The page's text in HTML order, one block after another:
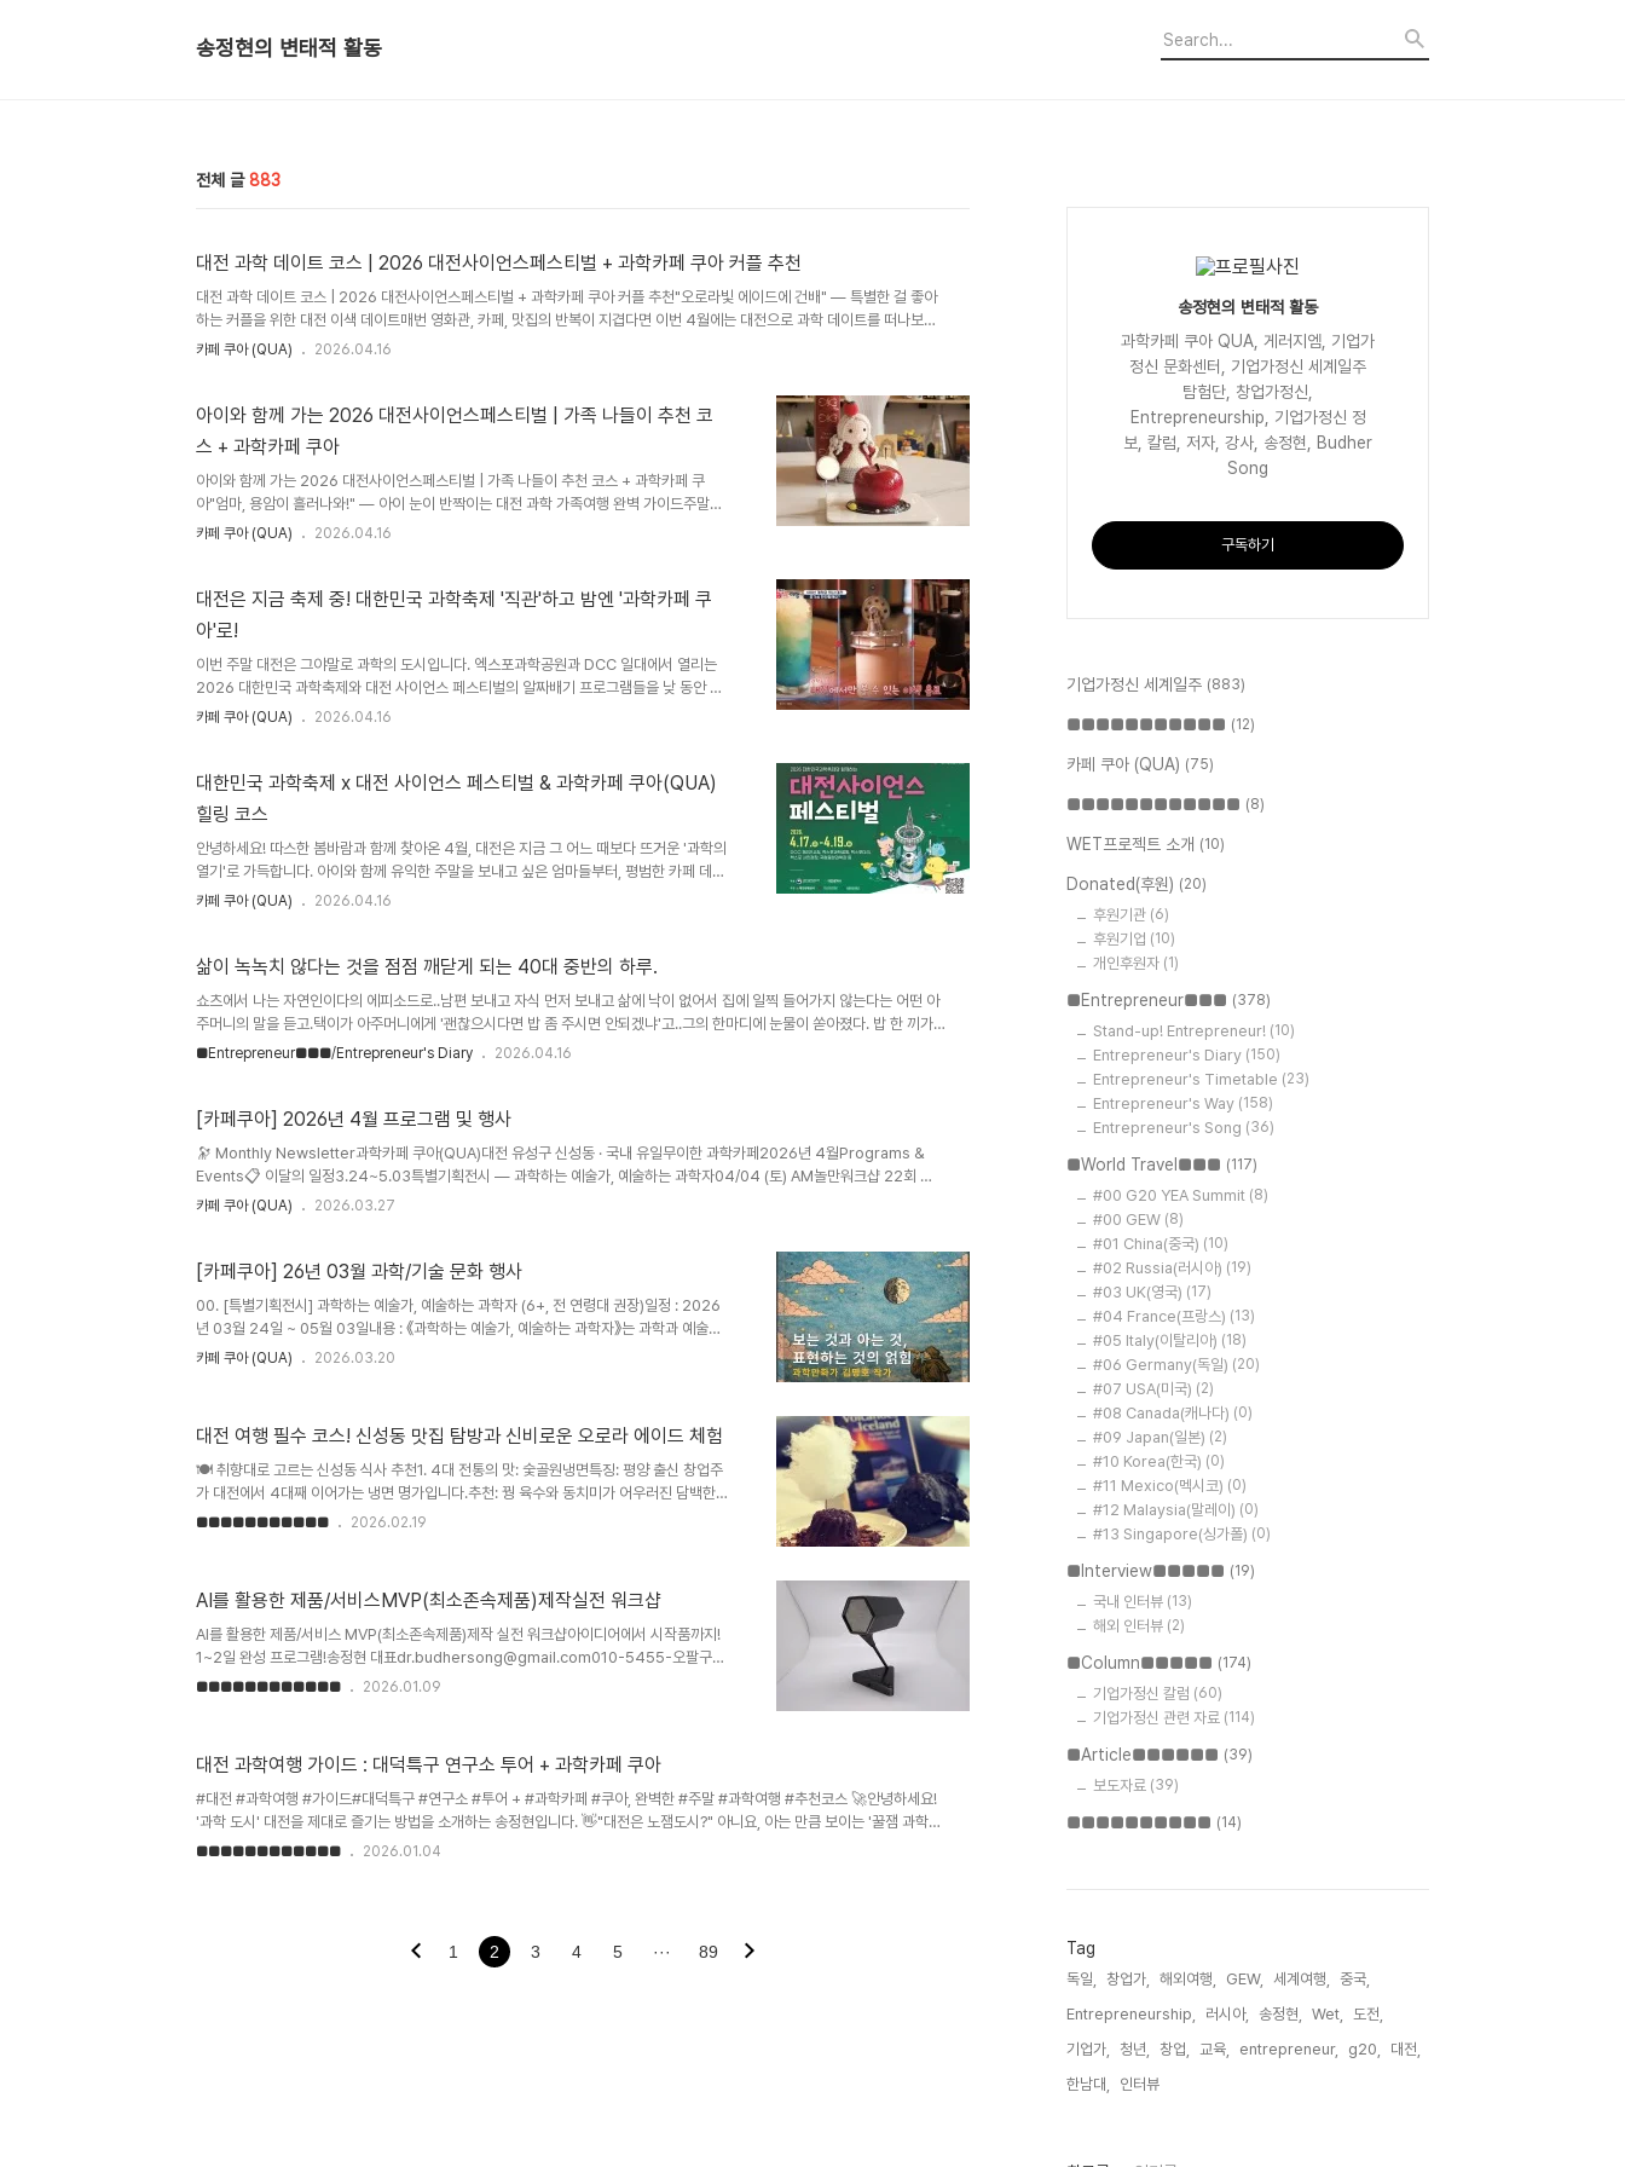
송정현의 변태적 활동
전체 글 883
대전 과학 데이트 코스 | 2026 대전사이언스페스티벌 + 과학카페 쿠아 커플 추천
대전 과학 데이트 코스 | 2026 대전사이언스페스티벌 + 과학카페 쿠아 커플 추천"오로라빛 에이드에 건배" — 특별한 걸 좋아
하는 커플을 위한 대전 이색 데이트매번 영화관, 카페, 맛집의 반복이 지겹다면 이번 4월에는 대전으로 과학 데이트를 떠나보세
요. 엑스포다리 위에서 과학과 예술이 어우러진 버스킹을 감상하고, AI 매직쇼에 함께 감탄하고, 하루의 끝은 오로라빛이 일렁이
12:30~13:30사이언스 그린파크🍔 캐주얼푸드트럭 존에서 야외 점심13:30~15:..
카페 쿠아 (QUA) 2026.04.16
아이와 함께 가는 2026 대전사이언스페스티벌 | 가족 나들이 추천 코
스 + 과학카페 쿠아
아이와 함께 가는 2026 대전사이언스페스티벌 | 가족 나들이 추천 코스 + 과학카페 쿠
아"엄마, 용암이 흘러나와!" — 아이 눈이 반짝이는 대전 과학 가족여행 완벽 가이드주말마
다 반복되는 키즈카페 대신, 이번 4월에는 아이와 함께 진짜 과학을 만지고 먹고 느끼는 하
학카페 쿠아에서 케이크를 자르면 용암이 흘러나오는 마법 같은 디저트까지 — 아이가 며
칠 뒤에도 이야기할 특별한 하루를 만들어 드립니다. 📌 가족 맞춤 추천 코스 타임테이블시
간장소프로그램아이 흥미도10:00~11:30DCC 제2전시장VR 체험·로봇 상호작용·드론
시뮬레이..
카페 쿠아 (QUA) 2026.04.16
대전은 지금 축제 중! 대한민국 과학축제 '직관'하고 밤엔 '과학카페 쿠
아'로!
이번 주말 대전은 그야말로 과학의 도시입니다. 엑스포과학공원과 DCC 일대에서 열리는
2026 대한민국 과학축제와 대전 사이언스 페스티벌의 알짜배기 프로그램들을 낮 동안 즐
기고, 저녁엔 그 열기를 차분히 갈무리할 수 있는 신성동의 '과학카페 쿠아'를 방문하는 완
다.DCC 제2전시장 [AI 프론티어 존]: 단순히 보는 전시가 아닙니다. 생성형 AI를 활용해
나만의 과학 예술 작품을 직접 만들고 출력해 보는 체험이 인기입니다. 특히 거대 AI 모델이
적용된 최신 휴머노이드 로봇과의 대화 섹션은 반드시 들러보세요.엑스포과학공원 ..
카페 쿠아 (QUA) 2026.04.16
대한민국 과학축제 x 대전 사이언스 페스티벌 & 과학카페 쿠아(QUA)
힐링 코스
안녕하세요! 따스한 봄바람과 함께 찾아온 4월, 대전은 지금 그 어느 때보다 뜨거운 '과학의
열기'로 가득합니다. 아이와 함께 유익한 주말을 보내고 싶은 엄마들부터, 평범한 카페 데이
트에 지친 분들까지 모두를 만족시킬 '지적이고 우아한 대전 나들이 코스'를 소개해 드릴게
전 사이언스 페스티벌'과 통합 개최됩니다. 4월 17일(금)부터 19일(일)까지, DCC 제2전
식 홈페이지대전사이언스페스티벌대한민국 과학축제와 함께하는 2026 대전사이언스페
스티벌 지..
카페 쿠아 (QUA) 2026.04.16
삶이 녹녹치 않다는 것을 점점 깨닫게 되는 40대 중반의 하루.
쇼츠에서 나는 자연인이다의 에피소드로..남편 보내고 자식 먼저 보내고 삶에 낙이 없어서 집에 일찍 들어가지 않는다는 어떤 아
주머니의 말을 듣고.택이가 아주머니에게 '괜찮으시다면 밥 좀 주시면 안되겠냐'고..그의 한마디에 눈물이 쏟아졌다. 밥 한 끼가
이리도 소중하고 무거웠던가?그저 같이 밥 한 끼 먹는 것만으로도 큰 위로가 되는 장면.가슴이 미어졌다. 나의 슬픔과 고통은 아
■Entrepreneur■■■/Entrepreneur's Diary 2026.04.16
[카페쿠아] 2026년 4월 프로그램 및 행사
🔭 Monthly Newsletter과학카페 쿠아(QUA)대전 유성구 신성동 · 국내 유일무이한 과학카페2026년 4월Programs &
Events📋 이달의 일정3.24~5.03특별기획전시 — 과학하는 예술가, 예술하는 과학자04/04 (토) AM놀만워크샵 22회 —
케이팝데몬헌터스 과학 해설04/04 (토) PM콰이살롱 1회 — 나만의 에이전트 오픈클로04/11 (토) AM꼬마우주인 23회 —
당일04/18 (토) PM히든피겨스 — ..
카페 쿠아 (QUA) 2026.03.27
[카페쿠아] 26년 03월 과학/기술 문화 행사
00. [특별기획전시] 과학하는 예술가, 예술하는 과학자 (6+, 전 연령대 권장)일정 : 2026
년 03월 24일 ~ 05월 03일내용 : 《과학하는 예술가, 예술하는 과학자》는 과학과 예술의
경계를 보여주는 전시가 아니라, 그 경계가 흔들리는태도와 과정을 전시하는 프로젝트입니
Pi 소수점 자릿수 외우기2. 스톱워치 Pi초 맞추기​​어린이와 청소년들을 위한 천문/우주 강
연/체험01. #꼬마우주인 22회차 : 남극에..
카페 쿠아 (QUA) 2026.03.20
대전 여행 필수 코스! 신성동 맛집 탐방과 신비로운 오로라 에이드 체험
🍽️ 취향대로 고르는 신성동 식사 추천1. 4대 전통의 맛: 숯골원냉면특징: 평양 출신 창업주
가 대전에서 4대째 이어가는 냉면 명가입니다.추천: 꿩 육수와 동치미가 어우러진 담백한
물냉면과 속이 꽉 찬 왕만두는 필수입니다.2. 인심 넉넉한 가성비: 천리집특징: 직접 만든
카레와 바삭한 돈가스는 사진 찍기에도 정말 예쁩니다. 🧪 과학을 맛보는 시간, '카페 쿠아
(QUA)'식사 후 5~10분만 걸으면 도착하는 카페 쿠아는 '과학 도시 대전'..
■■■■■■■■■■■ 2026.02.19
AI를 활용한 제품/서비스MVP(최소존속제품)제작실전 워크샵
AI를 활용한 제품/서비스 MVP(최소존속제품)제작 실전 워크샵​아이디어에서 시작품까지!
1~2일 완성 프로그램!​​​송정현 대표dr.budhersong@gmail.com010-5455-오팔구칠​
제안 배경 및 필요성🚀 2026년 스타트업 생태계, 속도가 생명입니다.전통적인 방식의 개
기술 민주화기존 외주 개발 대비 시간과 비용 90% 이상 절감 가능고객가치 검증 가능한 최
단 시간 맞춤형 하드웨어 구현 및 개발(UI/UX 검증까지)​프로..
■■■■■■■■■■■■ 2026.01.09
대전 과학여행 가이드 : 대덕특구 연구소 투어 + 과학카페 쿠아
#대전 #과학여행 #가이드#대덕특구 #연구소 #투어 + #과학카페 #쿠아, 완벽한 #주말 #과학여행 #추천코스 🚀안녕하세요!
'과학 도시' 대전을 제대로 즐기는 방법을 소개하는 송정현입니다. 👋"대전은 노잼도시?" 아니요, 아는 만큼 보이는 '꿀잼 과학도
시'입니다! 특히 아이와 함께 갈만한 곳을 찾으시나요? 혹은 평소 과학에 관심이 많으신가요?평소에는 철통 보안으로 굳게 닫혀
■■■■■■■■■■■■ 2026.01.04
1 2 3 4 5 ··· 89
송정현의 변태적 활동
과학카페 쿠아 QUA, 게러지엠, 기업가
정신 문화센터, 기업가정신 세계일주
탐험단, 창업가정신,
Entrepreneurship, 기업가정신 정
보, 칼럼, 저자, 강사, 송정현, Budher
Song
구독하기
기업가정신 세계일주 (883)
■■■■■■■■■■■ (12)
카페 쿠아 (QUA) (75)
■■■■■■■■■■■■ (8)
WET프로젝트 소개 (10)
Donated(후원) (20)
후원기관 (6)
후원기업 (10)
개인후원자 (1)
■Entrepreneur■■■ (378)
Stand-up! Entrepreneur! (10)
Entrepreneur's Diary (150)
Entrepreneur's Timetable (23)
Entrepreneur's Way (158)
Entrepreneur's Song (36)
■World Travel■■■ (117)
#00 G20 YEA Summit (8)
#00 GEW (8)
#01 China(중국) (10)
#02 Russia(러시아) (19)
#03 UK(영국) (17)
#04 France(프랑스) (13)
#05 Italy(이탈리아) (18)
#06 Germany(독일) (20)
#07 USA(미국) (2)
#08 Canada(캐나다) (0)
#09 Japan(일본) (2)
#10 Korea(한국) (0)
#11 Mexico(멕시코) (0)
#12 Malaysia(말레이) (0)
#13 Singapore(싱가폴) (0)
■Interview■■■■■ (19)
국내 인터뷰 (13)
해외 인터뷰 (2)
■Column■■■■■ (174)
기업가정신 칼럼 (60)
기업가정신 관련 자료 (114)
■Article■■■■■■ (39)
보도자료 (39)
■■■■■■■■■■ (14)
Tag
독일, 창업가, 해외여행, GEW, 세계여행,
중국,
Entrepreneurship,
러시아, 송정현, Wet,
도전,
기업가,
청년, 창업, 교육, entrepreneur, g20,
대전,
한남대,
인터뷰,